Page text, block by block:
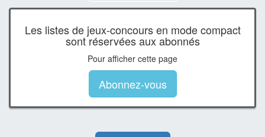
Les listes de jeux-concours en mode compact
sont réservées aux abonnés
Pour afficher cette page
Abonnez-vous